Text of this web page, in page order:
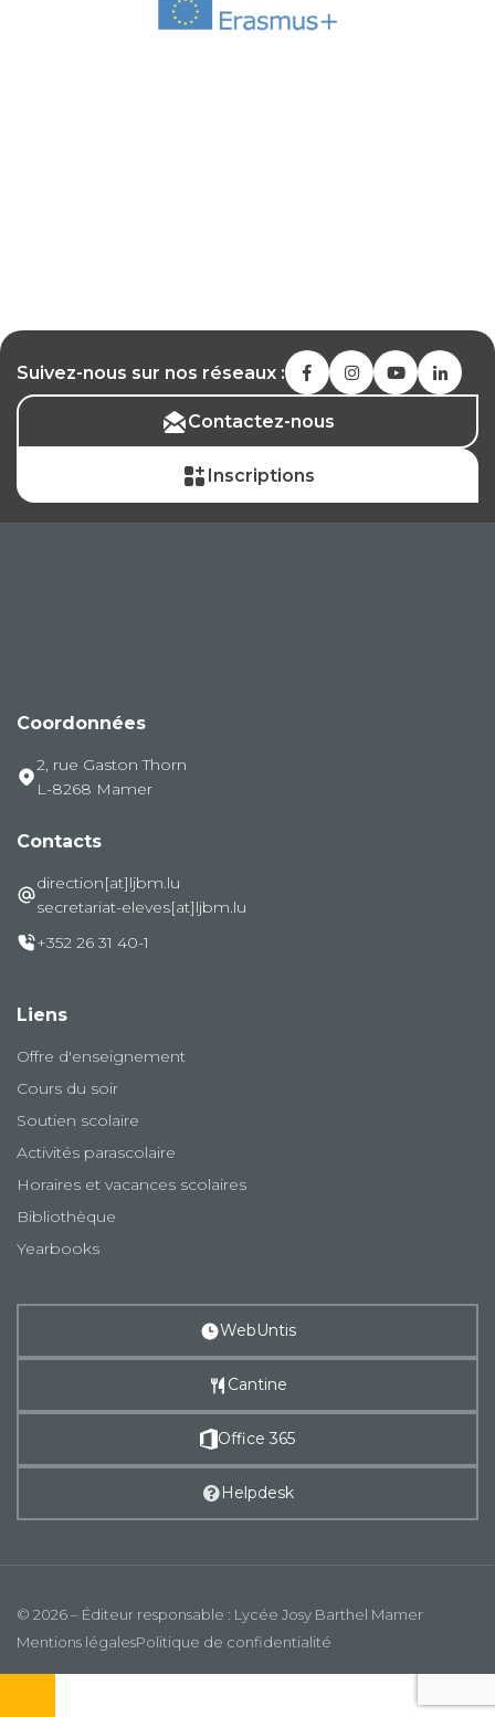
Suivez-nous sur nos réseaux :
Contactez-nous
Inscriptions
Coordonnées
2, rue Gaston Thorn
L-8268 Mamer
Contacts
direction[at]ljbm.lu
secretariat-eleves[at]ljbm.lu
+352 26 31 40-1
Liens
Offre d'enseignement
Cours du soir
Soutien scolaire
Activités parascolaire
Horaires et vacances scolaires
Bibliothèque
Yearbooks
WebUntis
Cantine
Office 365
Helpdesk
© 2026 – Éditeur responsable : Lycée Josy Barthel Mamer
Mentions légalesPolitique de confidentialité